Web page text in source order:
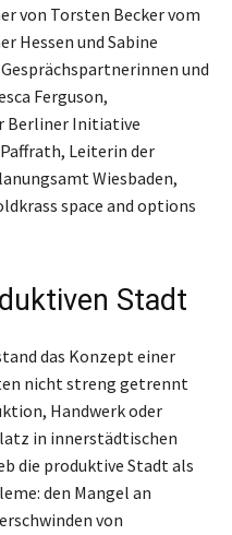
von Torsten Becker vom
Hessen und Sabine
und
Ferguson,
Berliner Initiative
Leiterin der
Wiesbaden,
space and options
Stadt
das Konzept einer
nicht streng getrennt
Handwerk oder
in innerstädtischen
die produktive Stadt als
den Mangel an
von